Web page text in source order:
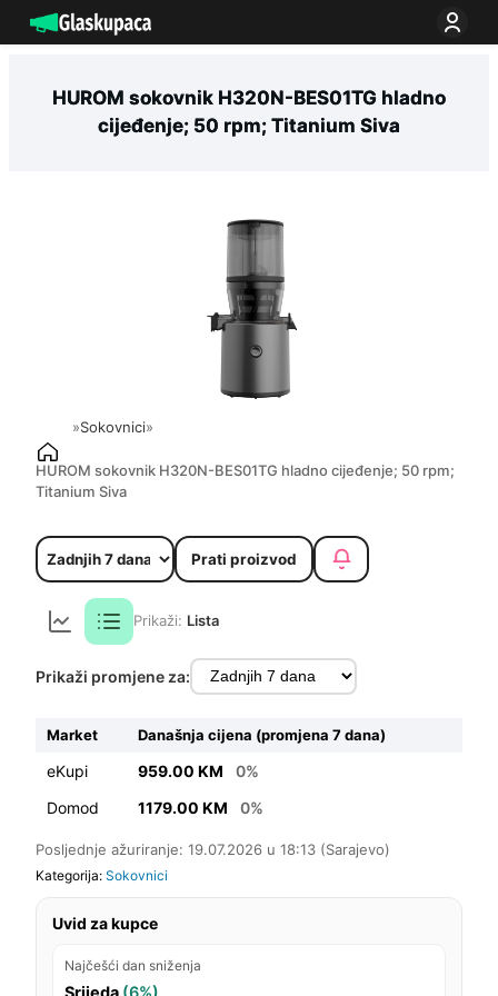
na
HUROM sokovnik H320N-BES01TG hladno
cijeđenje; 50 rpm; Titanium Siva
»Sokovnici»
HUROM sokovnik H320N-BES01TG hladno cijeđenje; 50 rpm;
Titanium Siva
Prati proizvod
Prikaži: Lista
Prikaži promjene za:
Market Današnja cijena (promjena 7 dana)
eKupi 959.00 KM
0%
Domod
1179.00 KM 0%
Posljednje ažuriranje: 19.07.2026 u 18:13 (Sarajevo)
Kategorija: Sokovnici
Uvid za kupce
Najčešći dan sniženja
Srijeda (6%)